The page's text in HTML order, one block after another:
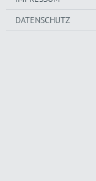
DATENSCHUTZ